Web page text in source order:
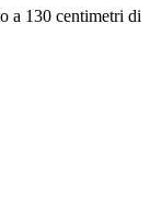
a 130 centimetri di